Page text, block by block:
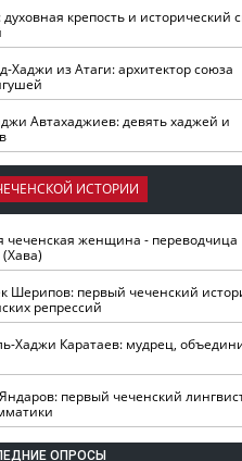
крепость и исторический
из Атаги: архитектор союза
Автахаджиев: девять хаджей и
ИСТОРИИ
чеченская женщина - переводчица
Шерипов: первый чеченский
репрессий
Хаджи Каратаев: мудрец,
первый чеченский
ОПРОСЫ